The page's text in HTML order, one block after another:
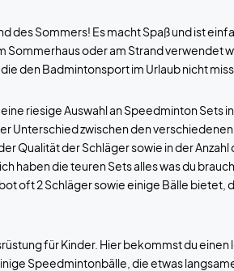
des Sommers! Es macht Spaß und ist
Sommerhaus oder am Strand verwendet
den Badmintonsport im Urlaub nicht
riesige Auswahl an Speedminton Sets in
Unterschied zwischen den
Qualität der Schläger sowie in der Anzahl
haben die teuren Sets alles was du
oft 2 Schläger sowie einige Bälle bietet,
für Kinder. Hier bekommst du einen
Speedmintonbälle, die etwas